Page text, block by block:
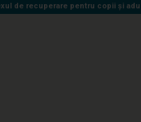
de recuperare pentru copii și
de recuperare pentru copii și